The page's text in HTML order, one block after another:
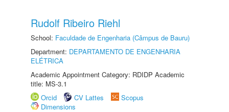
Rudolf Ribeiro Riehl
School: Faculdade de Engenharia (Câmpus de Bauru)
Department: DEPARTAMENTO DE ENGENHARIA
ELÉTRICA
Academic Appointment Category: RDIDP Academic
title: MS-3.1
Orcid
CV Lattes
Scopus
Dimensions